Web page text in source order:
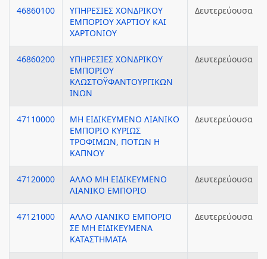
46860100
ΥΠΗΡΕΣΙΕΣ ΧΟΝΔΡΙΚΟΥ
ΕΜΠΟΡΙΟΥ ΧΑΡΤΙΟΥ ΚΑΙ
ΧΑΡΤΟΝΙΟΥ
Δευτερεύουσα
46860200
ΥΠΗΡΕΣΙΕΣ ΧΟΝΔΡΙΚΟΥ
ΕΜΠΟΡΙΟΥ
ΚΛΩΣΤΟΫΦΑΝΤΟΥΡΓΙΚΩΝ
ΙΝΩΝ
Δευτερεύουσα
47110000
ΜΗ ΕΙΔΙΚΕΥΜΕΝΟ ΛΙΑΝΙΚΟ
ΕΜΠΟΡΙΟ ΚΥΡΙΩΣ
ΤΡΟΦΙΜΩΝ, ΠΟΤΩΝ Η
ΚΑΠΝΟΥ
Δευτερεύουσα
47120000
ΑΛΛΟ ΜΗ ΕΙΔΙΚΕΥΜΕΝΟ
ΛΙΑΝΙΚΟ ΕΜΠΟΡΙΟ
Δευτερεύουσα
47121000
ΑΛΛΟ ΛΙΑΝΙΚΟ ΕΜΠΟΡΙΟ
ΣΕ ΜΗ ΕΙΔΙΚΕΥΜΕΝΑ
ΚΑΤΑΣΤΗΜΑΤΑ
Δευτερεύουσα